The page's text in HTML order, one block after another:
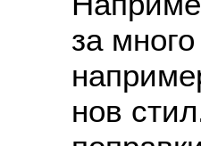
за
нов